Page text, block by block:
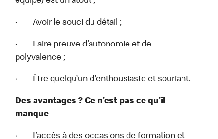
· Avoir le souci du détail ;
· Faire preuve d’autonomie et de
polyvalence ;
· Être quelqu’un d’enthousiaste et souriant.
Des avantages ? Ce n’est pas ce qu’il
manque
· L’accès à des occasions de formation et